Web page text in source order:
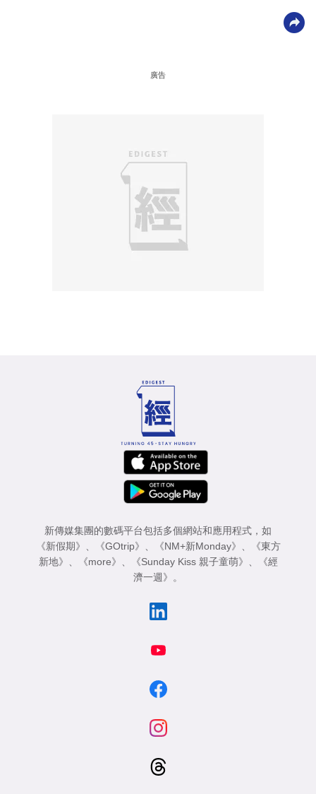
廣告
新傳媒集團的數碼平台包括多個網站和應用程式，如
《新假期》
《GOtrip》 《NM+新Monday》
《東方
新地》
《more》 《Sunday Kiss 親子童萌》
《經
濟一週》
。